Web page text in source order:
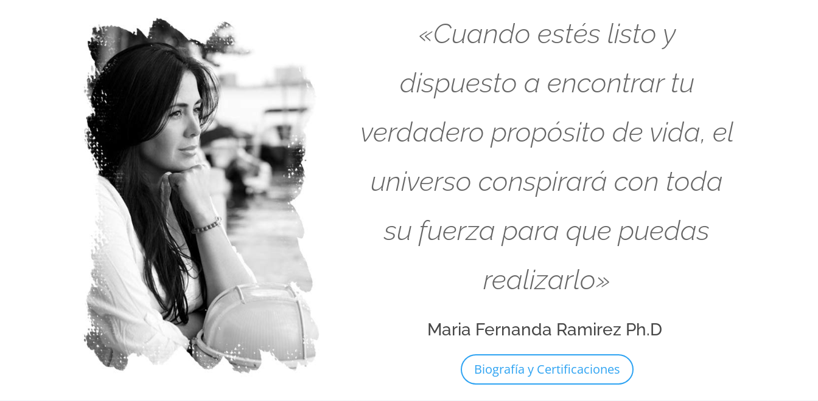
«Cuando estés listo y
dispuesto a encontrar tu
verdadero propósito de vida, el
universo conspirará con toda
su fuerza para que puedas
realizarlo»
Maria Fernanda Ramirez Ph.D
Biografía y Certificaciones